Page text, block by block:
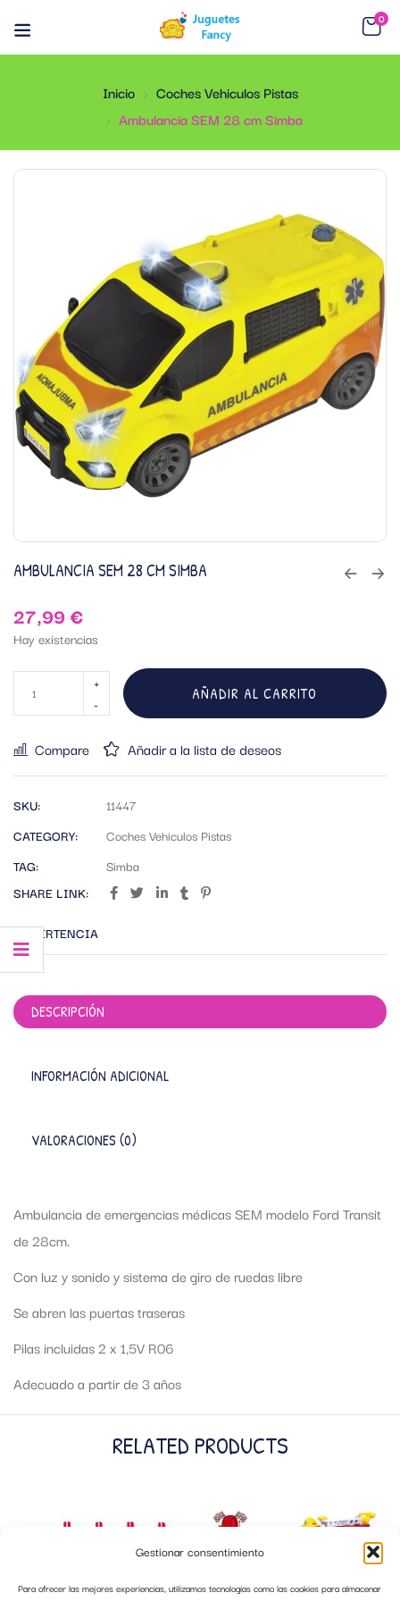
Gestionar consentimiento
Para ofrecer las mejores experiencias, utilizamos tecnologías como las cookies para almacenar
0
Inicio
Coches Vehiculos Pistas
Ambulancia SEM 28 cm Simba
AMBULANCIA SEM 28 CM SIMBA
27,99€
Hay existencias
AÑADIR AL CARRITO
Compare Añadir a la lista de deseos
SKU:
11447
CATEGORY:
Coches Vehiculos Pistas
TAG:
Simba
SHARE LINK:
ADVERTENCIA
DESCRIPCIÓN
INFORMACIÓN ADICIONAL
VALORACIONES (0)
Ambulancia de emergencias médicas SEM modelo Ford Transit
de 28cm.
Con luz y sonido y sistema de giro de ruedas libre
Se abren las puertas traseras
Pilas incluidas 2 x 1,5V R06
Adecuado a partir de 3 años
RELATED PRODUCTS